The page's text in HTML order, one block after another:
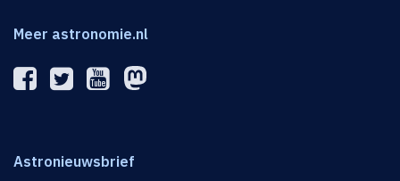
Meer astronomie.nl
Astronieuwsbrief